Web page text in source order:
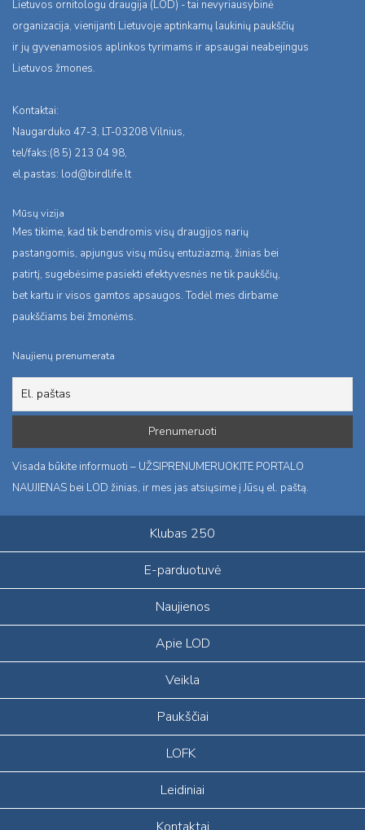
Lietuvos ornitologu draugija (LOD) - tai nevyriausybinė
organizacija, vienijanti Lietuvoje aptinkamų laukinių paukščių
ir jų gyvenamosios aplinkos tyrimams ir apsaugai neabejingus
Lietuvos žmones.
Kontaktai:
Naugarduko 47-3, LT-03208 Vilnius,
tel/faks:(8 5) 213 04 98,
el.pastas: lod@birdlife.lt
Mūsų vizija
Mes tikime, kad tik bendromis visų draugijos narių
pastangomis, apjungus visų mūsų entuziazmą, žinias bei
patirtį, sugebėsime pasiekti efektyvesnės ne tik paukščių,
bet kartu ir visos gamtos apsaugos. Todėl mes dirbame
paukščiams bei žmonėms.
Naujienų prenumerata
Visada būkite informuoti – UŽSIPRENUMERUOKITE PORTALO
NAUJIENAS bei LOD žinias, ir mes jas atsiųsime į Jūsų el. paštą.
Klubas 250
E-parduotuvė
Naujienos
Apie LOD
Veikla
Paukščiai
LOFK
Leidiniai